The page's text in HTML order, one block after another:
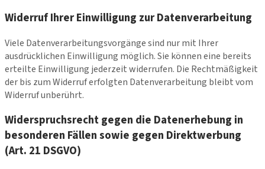
Widerruf Ihrer Einwilligung zur Datenverarbeitung
Viele Datenverarbeitungsvorgänge sind nur mit Ihrer
ausdrücklichen Einwilligung möglich. Sie können eine bereits
erteilte Einwilligung jederzeit widerrufen. Die Rechtmäßigkeit
der bis zum Widerruf erfolgten Datenverarbeitung bleibt vom
Widerruf unberührt.
Widerspruchsrecht gegen die Datenerhebung in
besonderen Fällen sowie gegen Direktwerbung
(Art. 21 DSGVO)